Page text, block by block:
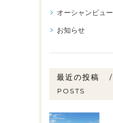
オーシャンビュー
お知らせ
最近の投稿
POSTS